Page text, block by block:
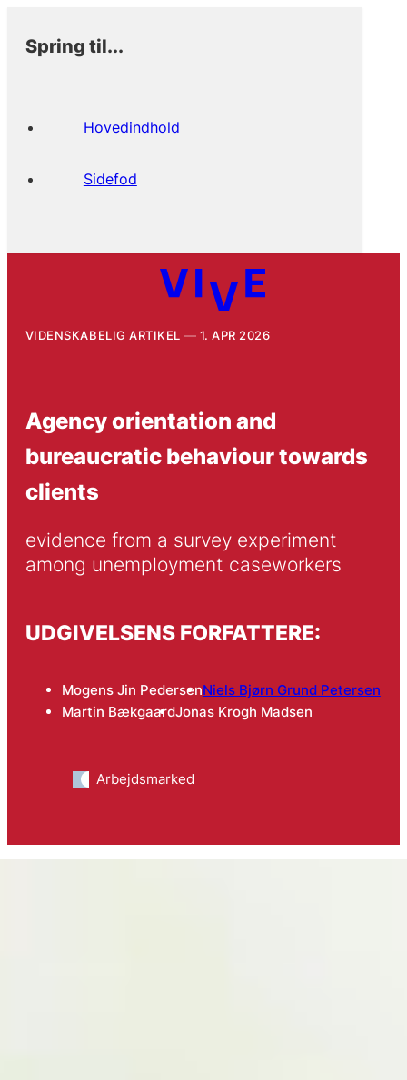
Spring til...
Hovedindhold
Sidefod
VIDENSKABELIG ARTIKEL 1. APR 2026
Agency orientation and
bureaucratic behaviour towards
clients
evidence from a survey experiment
among unemployment caseworkers
UDGIVELSENS FORFATTERE:
Mogens Jin PedersenNiels Bjørn Grund Petersen
Martin BækgaardJonas Krogh Madsen
Arbejdsmarked